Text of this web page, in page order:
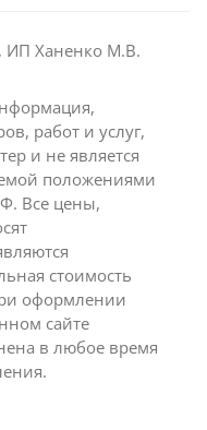
ИП Ханенко М.В.
работ и услуг,
и не является
положениями
Все цены,
стоимость
оформлении
сайте
в любое время